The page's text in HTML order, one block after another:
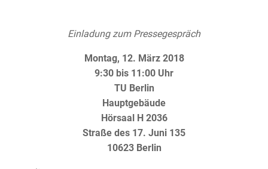
Einladung zum Pressegespräch
Montag, 12. März 2018
9:30 bis 11:00 Uhr
TU Berlin
Hauptgebäude
Hörsaal H 2036
Straße des 17. Juni 135
10623 Berlin